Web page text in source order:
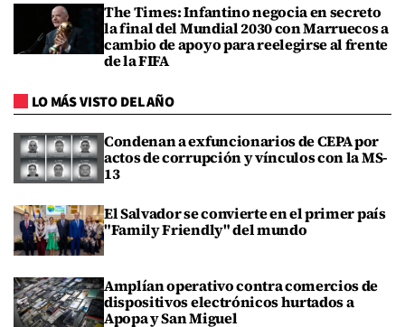
The Times: Infantino negocia en secreto
la final del Mundial 2030 con Marruecos a
cambio de apoyo para reelegirse al frente
de la FIFA
LO MÁS VISTO DEL AÑO
Condenan a exfuncionarios de CEPA por
actos de corrupción y vínculos con la MS-
13
El Salvador se convierte en el primer país
"Family Friendly" del mundo
Amplían operativo contra comercios de
dispositivos electrónicos hurtados a
Apopa y San Miguel